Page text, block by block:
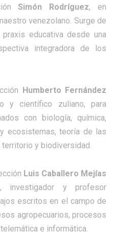
Simón Rodríguez, en
venezolano. Surge de
educativa desde una
integradora de los
Humberto Fernández
y científico zuliano, para
con biología, química,
ecosistemas, teoría de las
y biodiversidad.
Luis Caballero Mejías
investigador y profesor
escritos en el campo de
agropecuarios, procesos
e informática.